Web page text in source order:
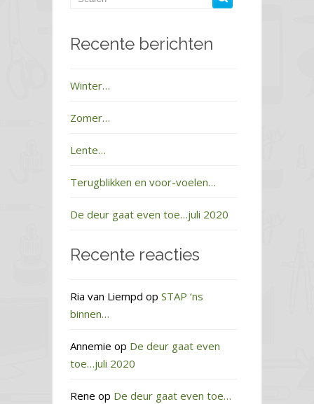
Recente berichten
Winter…
Zomer…
Lente…
Terugblikken en voor-voelen…
De deur gaat even toe…juli 2020
Recente reacties
Ria van Liempd op STAP ‘ns
binnen…
Annemie op De deur gaat even
toe…juli 2020
Rene op De deur gaat even toe…